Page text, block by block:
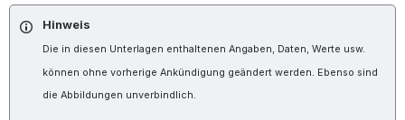
Hinweis
Die in diesen Unterlagen enthaltenen Angaben, Daten, Werte usw.
können ohne vorherige Ankündigung geändert werden. Ebenso sind
die Abbildungen unverbindlich.